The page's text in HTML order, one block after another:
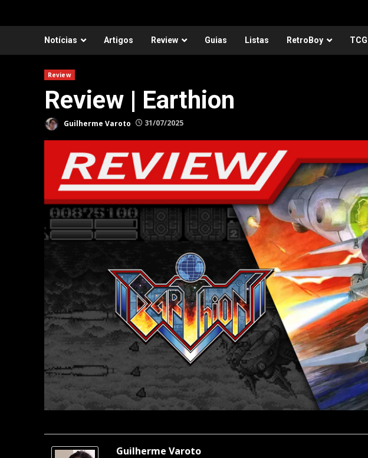
Notícias Artigos Review Guias Listas RetroBoy TCG
Review
Review | Earthion
Guilherme Varoto 31/07/2025
Guilherme Varoto